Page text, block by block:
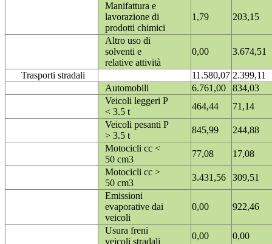
Manifattura e
lavorazione di
prodotti chimici
1,79 203,15
Altro uso di
solventi e
relative attività
0,00 3.674,51
Trasporti stradali 11.580,07 2.399,11
Automobili
6.761,00
834,03
Veicoli leggeri P
< 3.5 t
464,44
71,14
Veicoli pesanti P
> 3.5 t
845,99
244,88
Motocicli cc <
50 cm3
77,08
17,08
Motocicli cc >
50 cm3
3.431,56
309,51
Emissioni
evaporative dai
veicoli
0,00 922,46
Usura freni
veicoli stradali
0,00
0,00